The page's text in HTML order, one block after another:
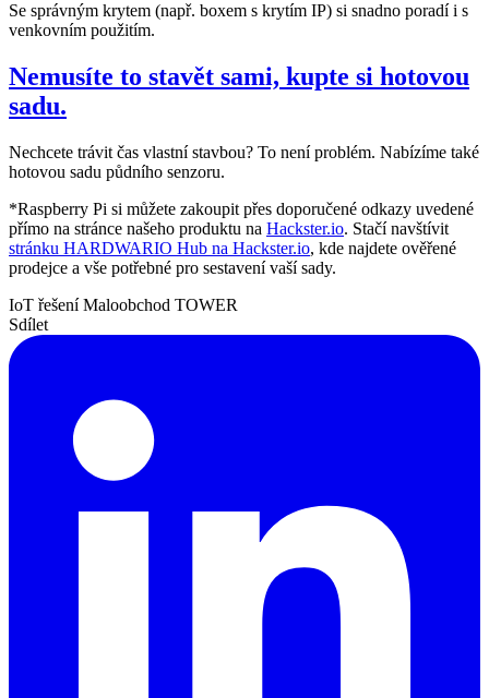
Se správným krytem (např. boxem s krytím IP) si snadno poradí i s
venkovním použitím.
Nemusíte to stavět sami, kupte si hotovou
sadu.
Nechcete trávit čas vlastní stavbou? To není problém. Nabízíme také
hotovou sadu půdního senzoru.
*Raspberry Pi si můžete zakoupit přes doporučené odkazy uvedené
přímo na stránce našeho produktu na Hackster.io. Stačí navštívit
stránku HARDWARIO Hub na Hackster.io, kde najdete ověřené
prodejce a vše potřebné pro sestavení vaší sady.
IoT řešeníMaloobchod TOWER
Sdílet